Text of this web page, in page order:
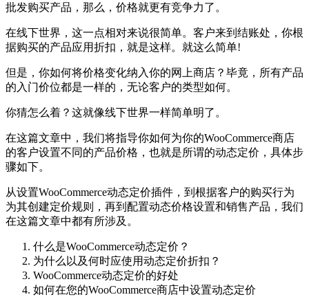
批发购买产品，那么，价格就更有竞争力了。
在线下世界，这一点相对来说很简单。客户来到结账处，你根
据购买的产品应用折扣，就是这样。就这么简单!
但是，你如何将价格变化纳入你的网上商店？毕竟，所有产品
的入门价位都是一样的，无论客户的类型如何。
你猜怎么着？这就像线下世界一样简单明了。
在这篇文章中，我们将指导你如何为你的WooCommerce商店
的客户设置不同的产品价格，也就是所谓的动态定价，具体步
骤如下。
从设置WooCommerce动态定价插件，到根据客户的购买行为
为其创建定价规则，再到配置动态价格设置和销售产品，我们
在这篇文章中都有所涉及。
什么是WooCommerce动态定价？
为什么以及何时应使用动态定价折扣？
WooCommerce动态定价的好处
如何在您的WooCommerce商店中设置动态定价